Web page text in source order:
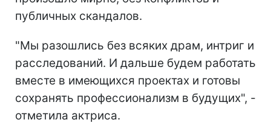
публичных скандалов.
"Мы разошлись без всяких драм, интриг и
расследований. И дальше будем работать
вместе в имеющихся проектах и готовы
сохранять профессионализм в будущих", -
отметила актриса.